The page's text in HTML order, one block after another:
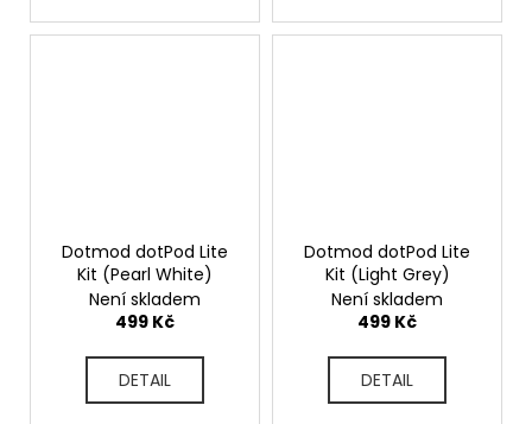
Dotmod dotPod Lite
Kit (Pearl White)
Není skladem
499 Kč
DETAIL
Dotmod dotPod Lite
Kit (Light Grey)
Není skladem
499 Kč
DETAIL